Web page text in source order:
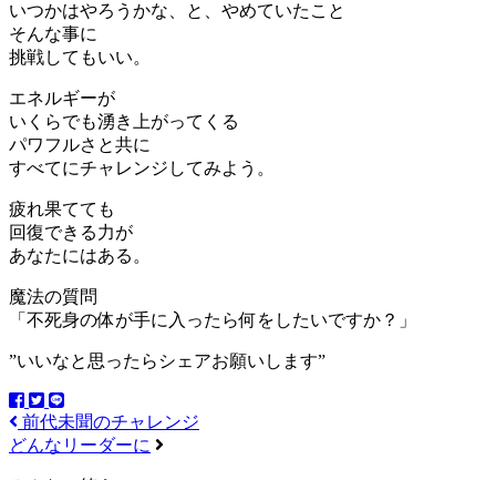
いつかはやろうかな、と、やめていたこと
そんな事に
挑戦してもいい。
エネルギーが
いくらでも湧き上がってくる
パワフルさと共に
すべてにチャレンジしてみよう。
疲れ果てても
回復できる力が
あなたにはある。
魔法の質問
「不死身の体が手に入ったら何をしたいですか？」
”いいなと思ったらシェアお願いします”
前代未聞のチャレンジ
どんなリーダーに